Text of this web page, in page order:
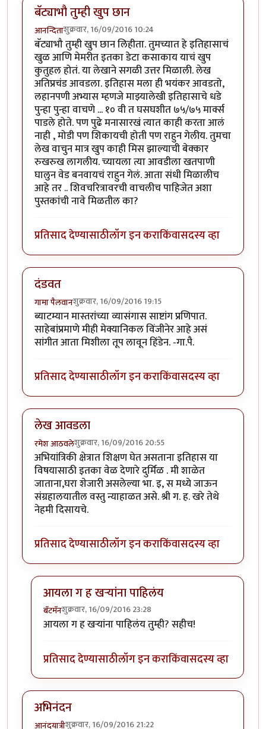
बॅट्याभौ तुम्ही खुप छान
आनन्दिताशुक्रवार, 16/09/2016 10:24
बॅट्याभौ तुम्ही खुप छान लिहीता. तुमच्यात हे इतिहासाचं
खुळ आणि मेमरीत इतका डेटा कसाकाय याचं खुप
कुतुहल होतं. या लेखाने सगळी उत्तर मिळाली. लेख
अतिप्रचंड आवडला. इतिहास मला ही भयंकर आवडतो,
लहानपणी अभ्यास म्हणजे माझ्यालेखी इतिहासाचे धडे
पुन्हा पुन्हा वाचणे ... १० वी त घसघशीत ७५/७५ मार्क्स
पाडले होते. पण पुढे मनासारखं त्यात काही करता आलं
नाही , मोडी पण शिकायची होती पण राहुन गेलीय. तुमचा
लेख वाचुन मात्र खुप काही मिस झाल्याची बेक्कार
रुखरुख लागलीय. च्यायला त्या आवडीला खतपाणी
घालुन वेड बनवायचं राहुन गेलं. आता संधी मिळालीच
आहे तर .. शिवचरित्रावरची वाचलीच पाहिजेत अशा
पुस्तकांची नावे मिळतील का?
प्रतिसाद देण्यासाठीलॉग इन कराकिंवासदस्य व्हा
दंडवत
गामा पैलवानशुक्रवार, 16/09/2016 19:15
ब्याटम्यान मास्तरांच्या व्यासंगास साष्टांग प्रणिपात.
साहेबांप्रमाणे मीही मेक्यानिकल विंजीनेर आहे असं
सांगीत आता मिशीला तूप लावून हिंडेन. -गा.पै.
प्रतिसाद देण्यासाठीलॉग इन कराकिंवासदस्य व्हा
लेख आवडला
रमेश आठवलेशुक्रवार, 16/09/2016 20:55
अभियांत्रिकी क्षेत्रात शिक्षण घेत असताना इतिहास या
विषयासाठी इतका वेळ देणारे दुर्मिळ . मी शाळेत
जाताना,घरा शेजारी असलेल्या भा. इ, स मध्ये जाऊन
संग्रहालयातील वस्तु न्याहाळत असे. श्री ग. ह. खरे तेथे
नेहमी दिसायचे.
प्रतिसाद देण्यासाठीलॉग इन कराकिंवासदस्य व्हा
आयला ग ह खर्‍यांना पाहिलंय
बॅटमॅनशुक्रवार, 16/09/2016 23:28
In reply toलेख आवडलाbyरमेश आठवले
आयला ग ह खर्‍यांना पाहिलंय तुम्ही? सहीच!
प्रतिसाद देण्यासाठीलॉग इन कराकिंवासदस्य व्हा
अभिनंदन
आनंदयात्रीशुक्रवार, 16/09/2016 21:22